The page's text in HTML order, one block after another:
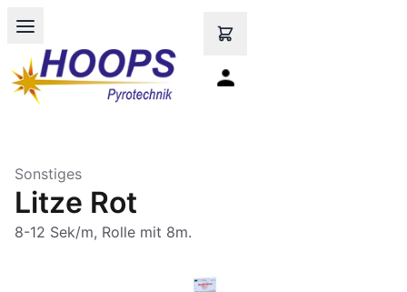
Open main menu
Sonstiges
Litze Rot
8-12 Sek/m, Rolle mit 8m.